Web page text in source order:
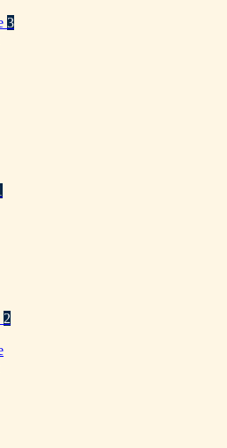
3
2